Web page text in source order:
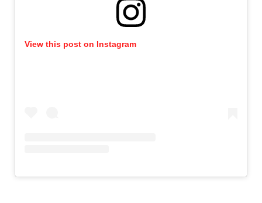
View this post on Instagram